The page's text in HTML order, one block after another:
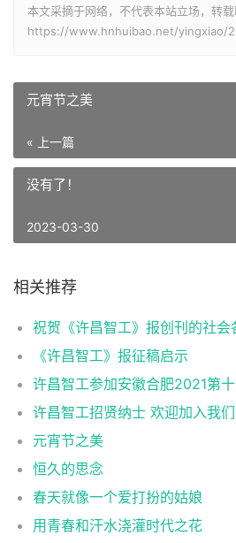
本文采摘于网络，不代表本站立场，转载
https://www.hnhuibao.net/yingxiao/
元宵节之美
« 上一篇
没有了！
2023-03-30
相关推荐
祝贺《许昌智工》报创刊的社会
《许昌智工》报征稿启示
许昌智工招贤纳士 欢迎加入我们
元宵节之美
恒久的思念
春天就像一个爱打扮的姑娘
用青春和汗水浇灌时代之花